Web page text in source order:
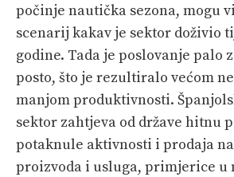
počinje nautička sezona, mogu
scenarij kakav je sektor doživio
godine. Tada je poslovanje palo
posto, što je rezultiralo većom
manjom produktivnosti.
sektor zahtjeva od države hitnu
potaknule aktivnosti i prodaja
proizvoda i usluga, primjerice u